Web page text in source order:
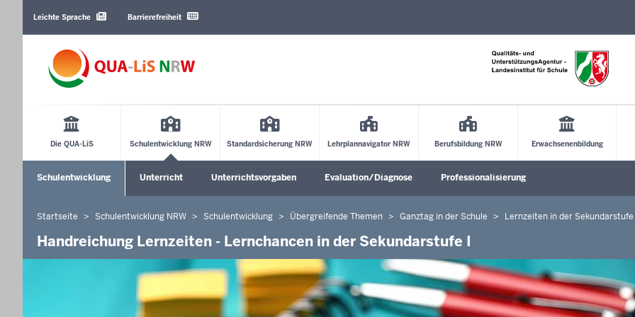
Sprachen
Leichte Sprache Barrierefreiheit
Die QUA-LiS Schulentwicklung NRW Standardsicherung NRW Lehrplannavigator NRW Berufsbildung NRW Erwachsenenbildung
Schulentwicklung Unterricht Unterrichtsvorgaben Evaluation/Diagnose Professionalisierung
Sie
befinden
Startseite Schulentwicklung NRW Schulentwicklung Übergreifende Themen Ganztag in der Schule Lernzeiten in der Sekundarstufe
Handreichung Lernzeiten - Lernchancen in der Sekundarstufe I